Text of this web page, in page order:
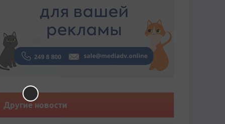
Другие новости